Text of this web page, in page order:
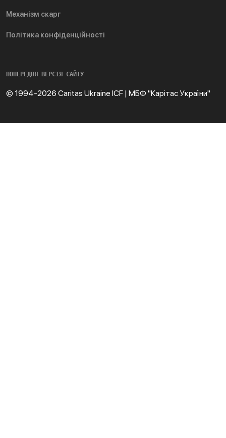
Механізм скарг
Політика конфіденційності
ПОПЕРЕДНЯ ВЕРСІЯ САЙТУ
© 1994-2026 Caritas Ukraine ICF | МБФ "Карітас України"